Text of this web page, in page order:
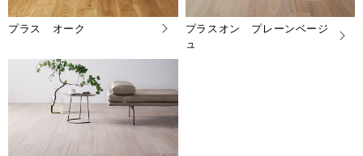
プラス オーク
プラスオン プレーンベージ
ュ